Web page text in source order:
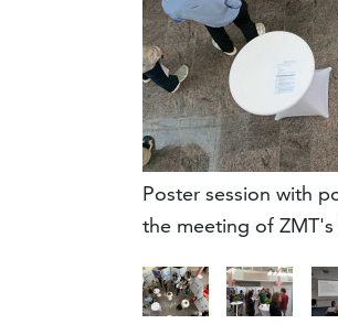
Poster session with
the meeting of